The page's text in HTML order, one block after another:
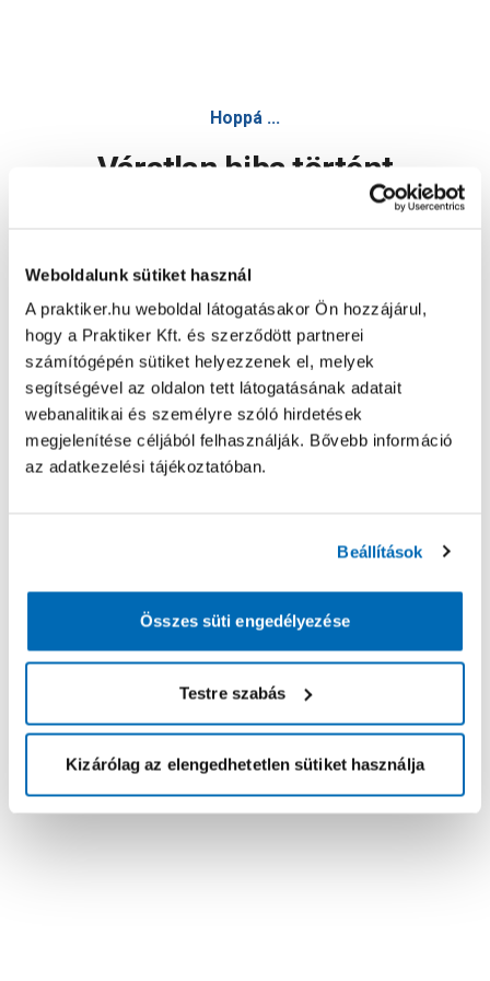
Weboldalunk sütiket használ
A praktiker.hu weboldal látogatásakor Ön hozzájárul,
hogy a Praktiker Kft. és szerződött partnerei
számítógépén sütiket helyezzenek el, melyek
segítségével az oldalon tett látogatásának adatait
webanalitikai és személyre szóló hirdetések
megjelenítése céljából felhasználják. Bővebb információ
az adatkezelési tájékoztatóban.
Beállítások
Összes süti engedélyezése
Testre szabás
Kizárólag az elengedhetetlen sütiket használja
Hoppá ...
Váratlan hiba történt
Oldal újratöltése